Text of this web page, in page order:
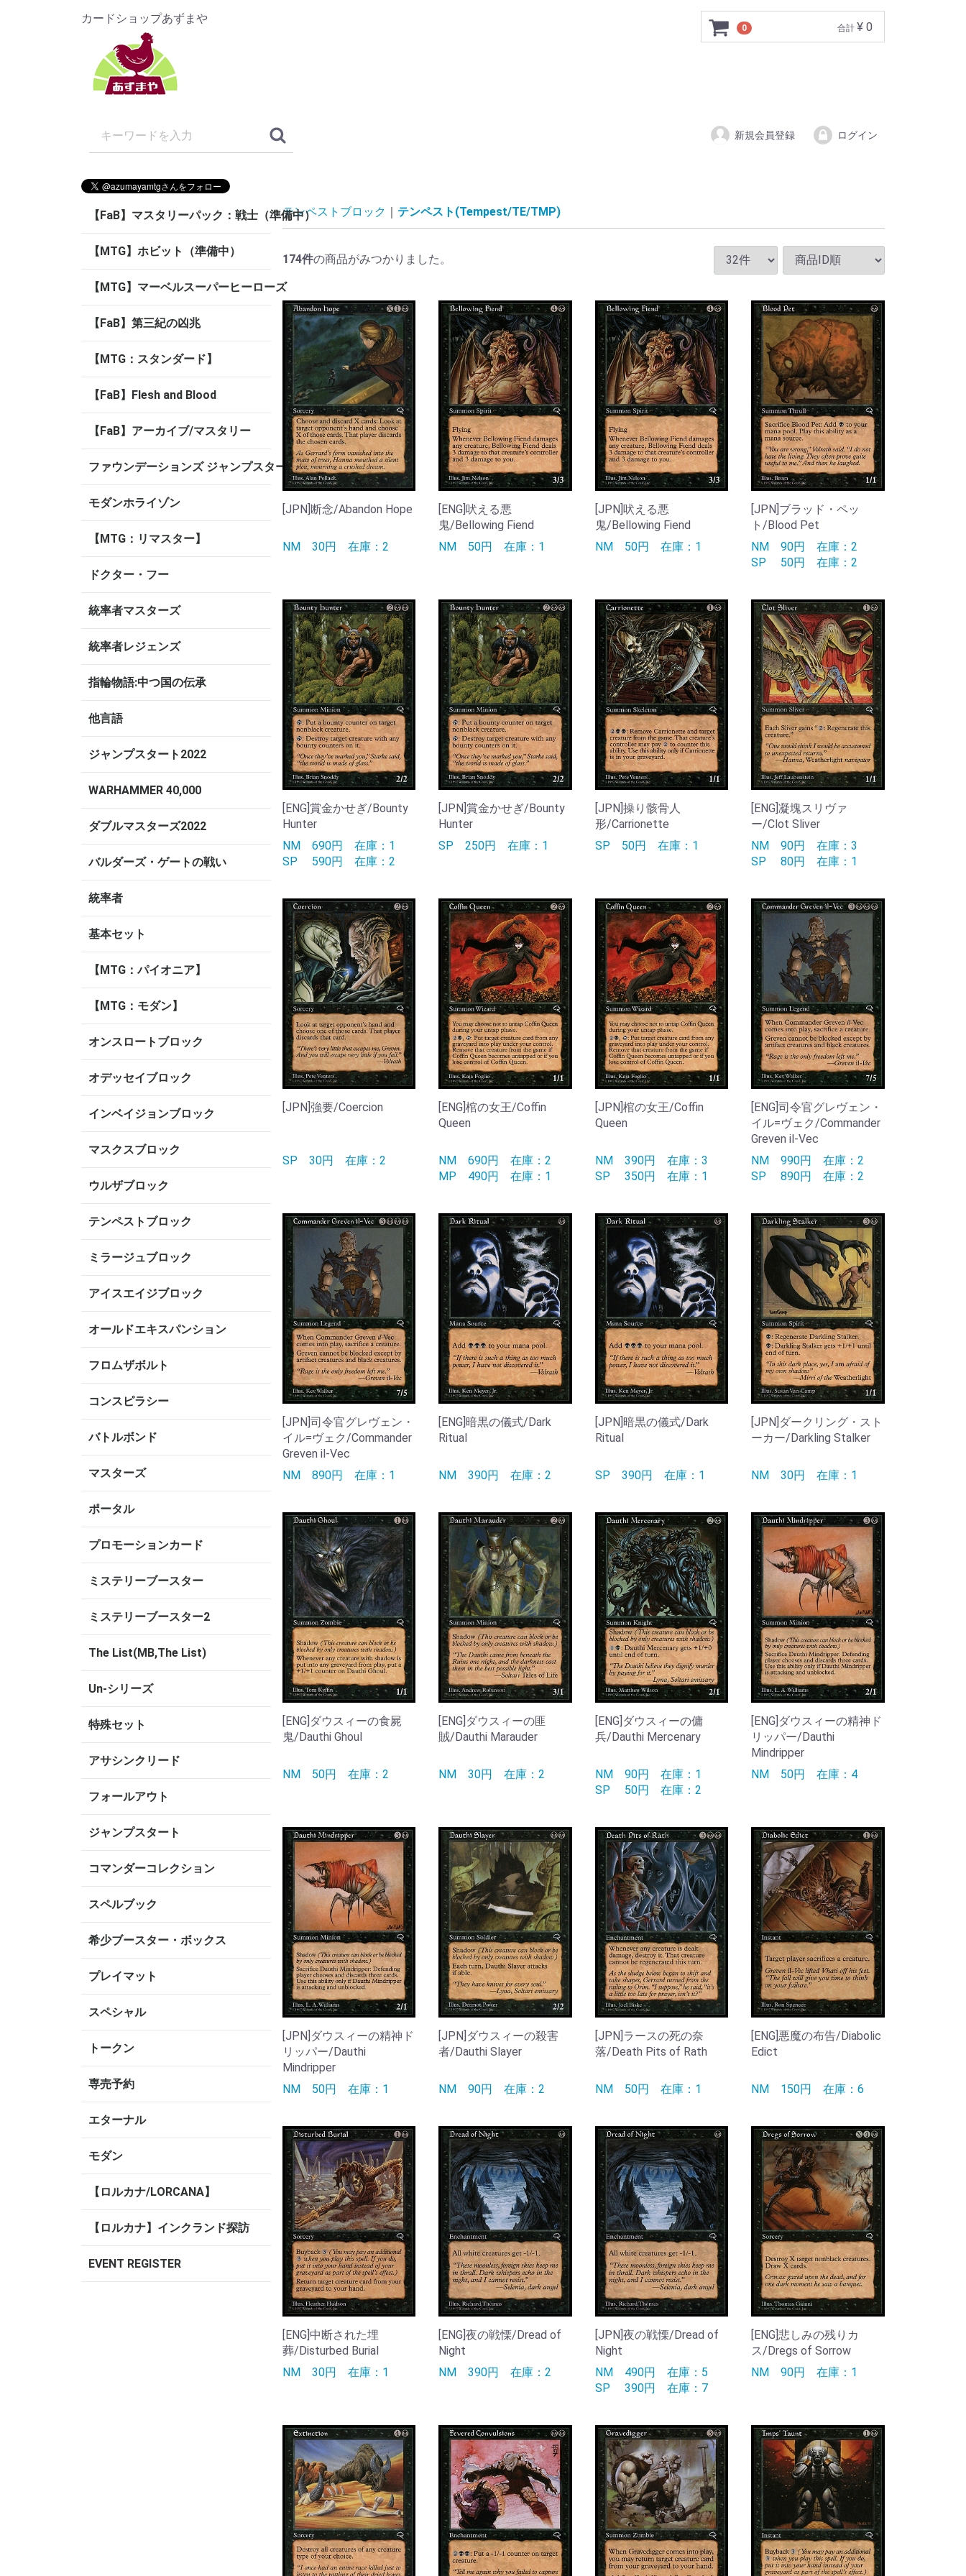
カードショップあずまや
新規会員登録 ログイン
0 合計 ¥ 0
【FaB】マスタリーパック：戦士（準備中）
【MTG】ホビット（準備中）
【MTG】マーベルスーパーヒーローズ
【FaB】第三紀の凶兆
【MTG：スタンダード】
【FaB】Flesh and Blood
【FaB】アーカイブ/マスタリー
ファウンデーションズ ジャンプスタート
モダンホライゾン
【MTG：リマスター】
ドクター・フー
統率者マスターズ
統率者レジェンズ
指輪物語:中つ国の伝承
他言語
ジャンプスタート2022
WARHAMMER 40,000
ダブルマスターズ2022
バルダーズ・ゲートの戦い
統率者
基本セット
【MTG：パイオニア】
【MTG：モダン】
オンスロートブロック
オデッセイブロック
インベイジョンブロック
マスクスブロック
ウルザブロック
テンペストブロック
ミラージュブロック
アイスエイジブロック
オールドエキスパンション
フロムザボルト
コンスピラシー
バトルボンド
マスターズ
ポータル
プロモーションカード
ミステリーブースター
ミステリーブースター2
The List(MB,The List)
Un-シリーズ
特殊セット
アサシンクリード
フォールアウト
ジャンプスタート
コマンダーコレクション
スペルブック
希少ブースター・ボックス
プレイマット
スペシャル
トークン
専売予約
エターナル
モダン
【ロルカナ/LORCANA】
【ロルカナ】インクランド探訪
EVENT REGISTER
テンペストブロック テンペスト(Tempest/TE/TMP)
174件の商品がみつかりました。
[JPN]断念/Abandon Hope
NM 30円 在庫：2
[ENG]吠える悪
鬼/Bellowing Fiend
NM 50円在庫：1
[JPN]吠える悪
鬼/Bellowing Fiend
NM 50円 在庫：1
[JPN]ブラッド・ペッ
ト/Blood Pet
NM90円在庫：2
SP
50円在庫：2
[ENG]賞金かせぎ/Bounty
Hunter
NM 690円 在庫：1
SP
590円 在庫：2
[JPN]賞金かせぎ/Bounty
Hunter
SP250円在庫：1
[JPN]操り骸骨人
形/Carrionette
SP 50円 在庫：1
[ENG]凝塊スリヴァ
ー/Clot Sliver
NM90円在庫：3
SP
80円在庫：1
[JPN]強要/Coercion
SP 30円 在庫：2
[ENG]棺の女王/Coffin
Queen
NM690円在庫：2
MP 490円在庫：1
[JPN]棺の女王/Coffin
Queen
NM 390円 在庫：3
SP
350円 在庫：1
[ENG]司令官グレヴェン・
イル=ヴェク/Commander
Greven il-Vec
NM990円在庫：2
SP
890円在庫：2
[JPN]司令官グレヴェン・
イル=ヴェク/Commander
Greven il-Vec
NM 890円 在庫：1
[ENG]暗黒の儀式/Dark
Ritual
NM390円在庫：2
[JPN]暗黒の儀式/Dark
Ritual
SP 390円 在庫：1
[JPN]ダークリング・スト
ーカー/Darkling Stalker
NM30円在庫：1
[ENG]ダウスィーの食屍
鬼/Dauthi Ghoul
NM 50円 在庫：2
[ENG]ダウスィーの匪
賊/Dauthi Marauder
NM30円在庫：2
[ENG]ダウスィーの傭
兵/Dauthi Mercenary
NM 90円 在庫：1
SP
50円 在庫：2
[ENG]ダウスィーの精神ド
リッパー/Dauthi
Mindripper
NM 50円在庫：4
[JPN]ダウスィーの精神ド
リッパー/Dauthi
Mindripper
NM 50円 在庫：1
[JPN]ダウスィーの殺害
者/Dauthi Slayer
NM90円在庫：2
[JPN]ラースの死の奈
落/Death Pits of Rath
NM 50円 在庫：1
[ENG]悪魔の布告/Diabolic
Edict
NM 150円在庫：6
[ENG]中断された埋
葬/Disturbed Burial
NM 30円 在庫：1
[ENG]夜の戦慄/Dread of
Night
NM390円在庫：2
[JPN]夜の戦慄/Dread of
Night
NM 490円 在庫：5
SP
390円 在庫：7
[ENG]悲しみの残りカ
ス/Dregs of Sorrow
NM90円在庫：1